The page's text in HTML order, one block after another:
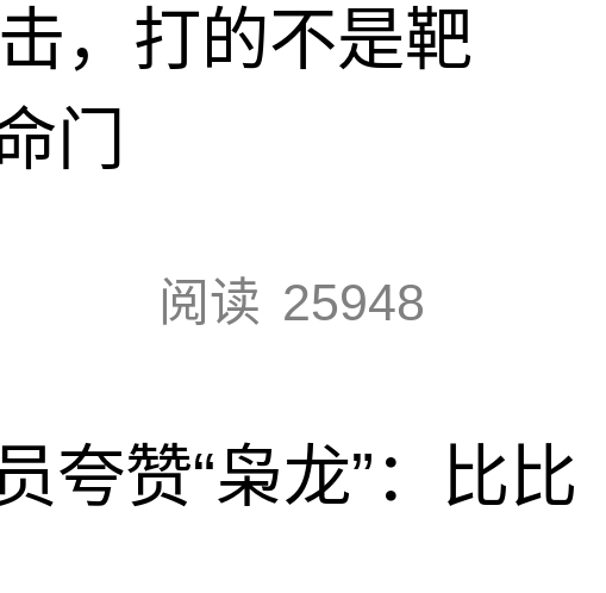
，打的不是靶
门
阅读 25948
夸赞“枭龙”：比比